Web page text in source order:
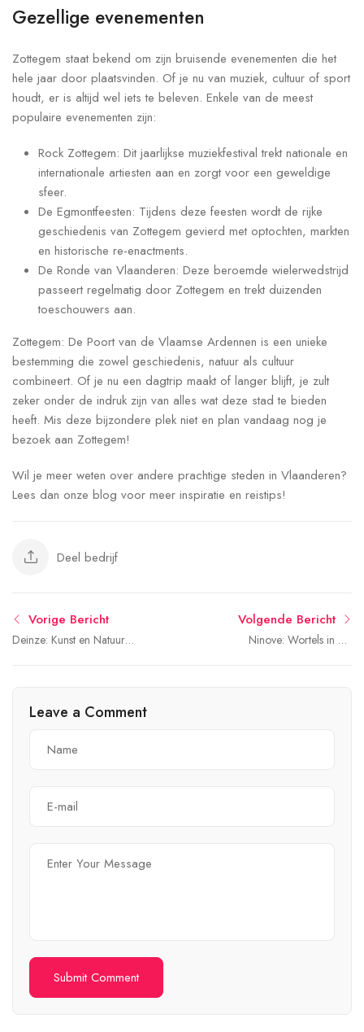
Gezellige evenementen
Zottegem staat bekend om zijn bruisende evenementen die het
hele jaar door plaatsvinden. Of je nu van muziek, cultuur of sport
houdt, er is altijd wel iets te beleven. Enkele van de meest
populaire evenementen zijn:
Rock Zottegem: Dit jaarlijkse muziekfestival trekt nationale en
internationale artiesten aan en zorgt voor een geweldige
sfeer.
De Egmontfeesten: Tijdens deze feesten wordt de rijke
geschiedenis van Zottegem gevierd met optochten, markten
en historische re-enactments.
De Ronde van Vlaanderen: Deze beroemde wielerwedstrijd
passeert regelmatig door Zottegem en trekt duizenden
toeschouwers aan.
Zottegem: De Poort van de Vlaamse Ardennen is een unieke
bestemming die zowel geschiedenis, natuur als cultuur
combineert. Of je nu een dagtrip maakt of langer blijft, je zult
zeker onder de indruk zijn van alles wat deze stad te bieden
heeft. Mis deze bijzondere plek niet en plan vandaag nog je
bezoek aan Zottegem!
Wil je meer weten over andere prachtige steden in Vlaanderen?
Lees dan onze blog voor meer inspiratie en reistips!
Deel bedrijf
Vorige Bericht
Deinze: Kunst en Natuur
Volgende Bericht
Ninove: Wortels in het
Leave a Comment